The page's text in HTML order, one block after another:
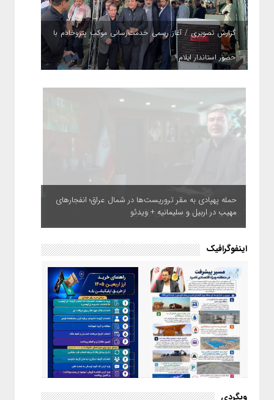
گزارش تصویری / آغاز رسمی خدمت‌رسانی موکب پتروخادم با
حضور استاندار ایلام
حمله پهپادی به مقر تروریست‌ها در شمال عراق؛ انفجارهای
مهیب در اربیل و سلیمانیه + ویدئو
اینفوگرافیک
اینفوگرافیک / راهنمای خرید ارز
وبگردی